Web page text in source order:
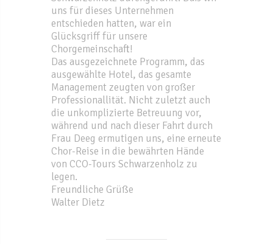
uns für dieses Unternehmen
entschieden hatten, war ein
Glücksgriff für unsere
Chorgemeinschaft!
Das ausgezeichnete Programm, das
ausgewählte Hotel, das gesamte
Management zeugten von großer
Professionallität. Nicht zuletzt auch
die unkomplizierte Betreuung vor,
während und nach dieser Fahrt durch
Frau Deeg ermutigen uns, eine erneute
Chor-Reise in die bewährten Hände
von CCO-Tours Schwarzenholz zu
legen.
Freundliche Grüße
Walter Dietz